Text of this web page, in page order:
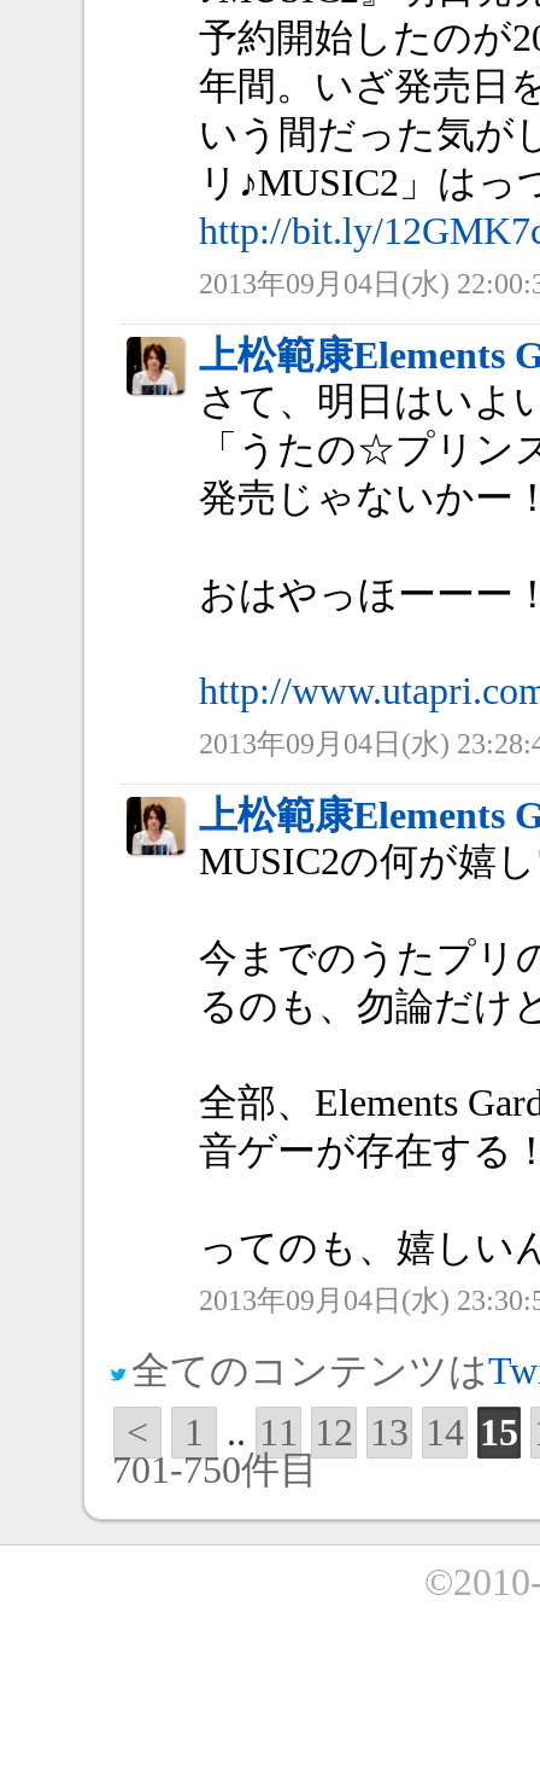
予約開始したのが
年間。いざ発売日
いう間だった気が
リ♪MUSIC2」はっ
http://bit.ly/
2013年09月04日(水)
上松範康Elements
さて、明日はいよ
「うたの☆プリン
発売じゃないかー
おはやっほーーー
http://
2013年09月04日(水)
上松範康Elements
MUSIC2の何が嬉
今までのうたプリ
るのも、勿論だけ
全部、Elements
音ゲーが存在する
ってのも、嬉しい
2013年09月04日(水)
全てのコンテンツは
<
1 .. 11 12 13 14 15
701-750件目